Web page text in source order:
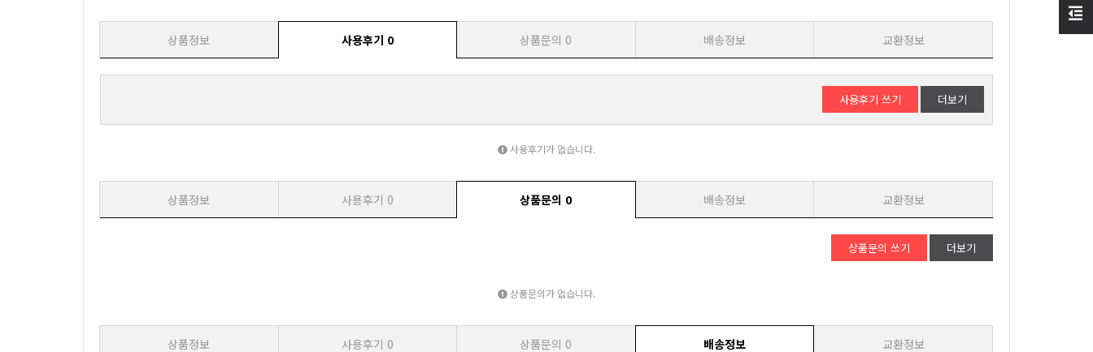
상품정보 사용후기 0 상품문의 0 배송정보 교환정보
사용후기 쓰기 더보기
사용후기가 없습니다.
상품정보 사용후기 0 상품문의 0 배송정보 교환정보
상품문의 쓰기 더보기
상품문의가 없습니다.
상품정보 사용후기 0 상품문의 0 배송정보 교환정보